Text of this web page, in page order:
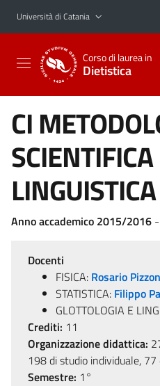
Vai al contenuto principale
Vai al menu di navigazione
Università di Catania
Corso di laurea in
Dietistica
CI
LINGUISTICA
Anno accademico 2015/2016
Docenti
FISICA: Rosario
STATISTICA: Filippo
GLOTTOLOGIA E
Crediti: 11
Organizzazione didattica:
198 di studio individuale,
Semestre: 1°